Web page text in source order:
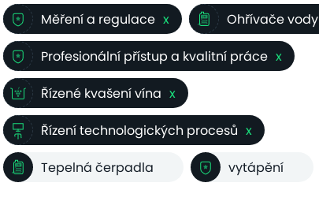
Měření a regulace x Ohřívače vody
Profesionální přístup a kvalitní práce x
Řízené kvašení vína x
Řízení technologických procesů x
Tepelná čerpadla vytápění